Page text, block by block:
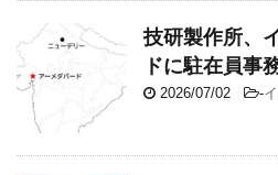
技研製作所、
ドに駐在員事
2026/07/02 -